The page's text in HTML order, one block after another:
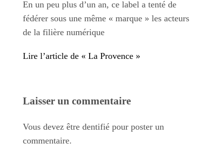
En un peu plus d’un an, ce label a tenté de
fédérer sous une même « marque » les acteurs
de la filière numérique
Lire l’article de « La Provence »
Laisser un commentaire
Vous devez être dentifié pour poster un
commentaire.